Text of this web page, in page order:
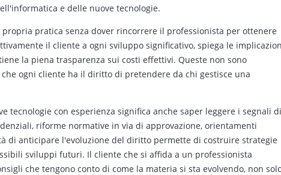
e delle nuove tecnologie.
pratica senza dover rincorrere il professionista per ottenere
il cliente a ogni sviluppo significativo, spiega le
la piena trasparenza sui costi effettivi. Queste non sono
ogni cliente ha il diritto di pretendere da chi gestisce una
tecnologie con esperienza significa anche saper leggere i segnali di
riforme normative in via di approvazione, orientamenti
di anticipare l'evoluzione del diritto permette di costruire strategie
sviluppi futuri. Il cliente che si affida a un professionista
che tengono conto di come la materia si sta evolvendo, non